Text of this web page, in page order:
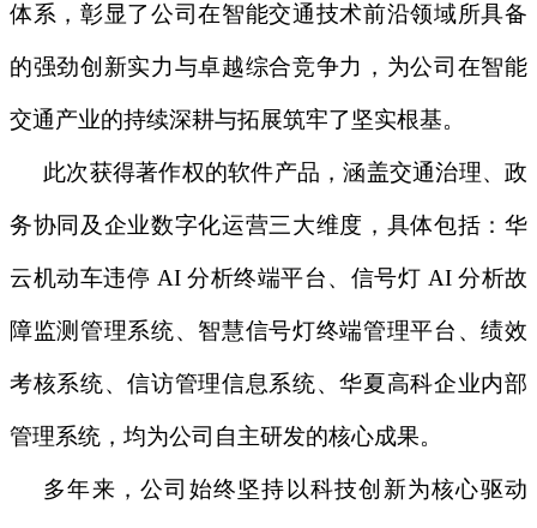
体系，彰显了公司在智能交通技术前沿领域所具备
的强劲创新实力与卓越综合竞争力，为公司在智能
交通产业的持续深耕与拓展筑牢了坚实根基。
此次获得著作权的软件产品，涵盖交通治理、政
务协同及企业数字化运营三大维度，具体包括：华
云机动车违停 AI 分析终端平台、信号灯 AI 分析故
障监测管理系统、智慧信号灯终端管理平台、绩效
考核系统、信访管理信息系统、华夏高科企业内部
管理系统， 均为公司自主研发的核心成果。
多年来，公司始终坚持以科技创新为核心驱动